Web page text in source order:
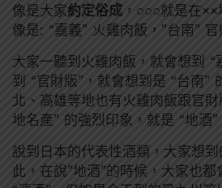
像是大家約定俗成 ，○○○就是在
像是: “嘉義” 火雞肉飯，”台南”
大家一聽到火雞肉飯，就會想到 “
到 “官財版”，就會想到是 “台南”
北、高雄等地也有火雞肉飯跟官
地名產” 的強烈印象，就是 “地酒”
說到日本的代表性酒類，大家想
此，在說”地酒”的時候，大家也